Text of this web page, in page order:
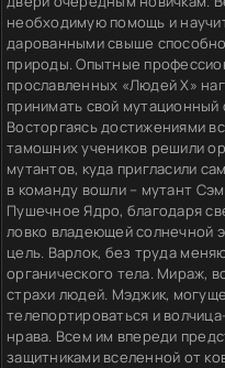
необходимую помощь и
дарованными свыше
природы. Опытные
прославленных «Людей Х»
принимать свой
Восторгаясь достижениями
тамошних учеников решили
мутантов, куда пригласили
в команду вошли – мутант
Пушечное Ядро, благодаря
ловко владеющей солнечной
цель. Варлок, без труда
органического тела. Мираж,
страхи людей. Мэджик,
телепортироваться и
нрава. Всем им впереди
защитниками вселенной от